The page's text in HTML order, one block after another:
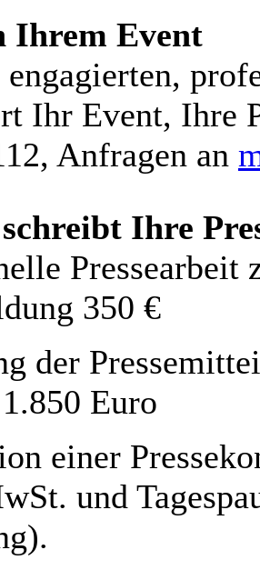
Ihrem Event
engagierten,
Ihr Event, Ihre
Anfragen an
Ihre
Pressearbeit
350 €
der
Euro
einer
und